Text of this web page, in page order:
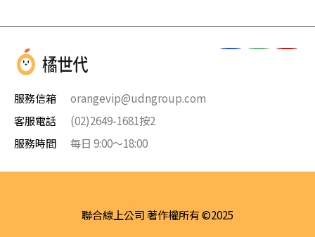
服務信箱
orangevip@udngroup.com
客服電話
(02)2649-1681按2
服務時間
每日 9:00～18:00
聯合線上公司 著作權所有 ©2025